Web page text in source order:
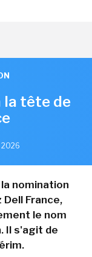
la tête de
2026
nomination
France,
le nom
Il s'agit de